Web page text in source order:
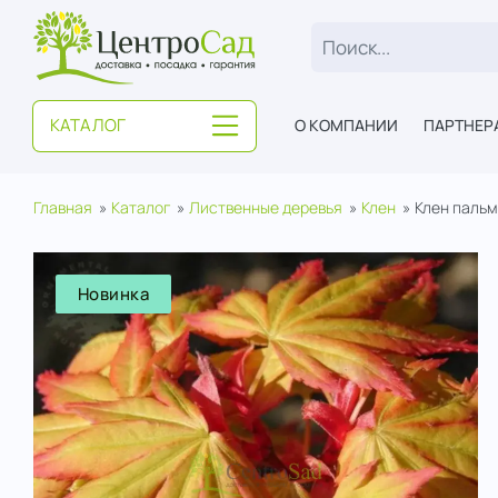
ЦентроСад
КАТАЛОГ О КОМПАНИИ
Главная Каталог Лиственные деревья Клен Клен
Новинка